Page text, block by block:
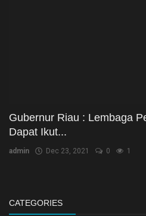
Gubernur Riau : Lembaga
Dapat Ikut...
admin Dec 23, 2021 0 1
CATEGORIES